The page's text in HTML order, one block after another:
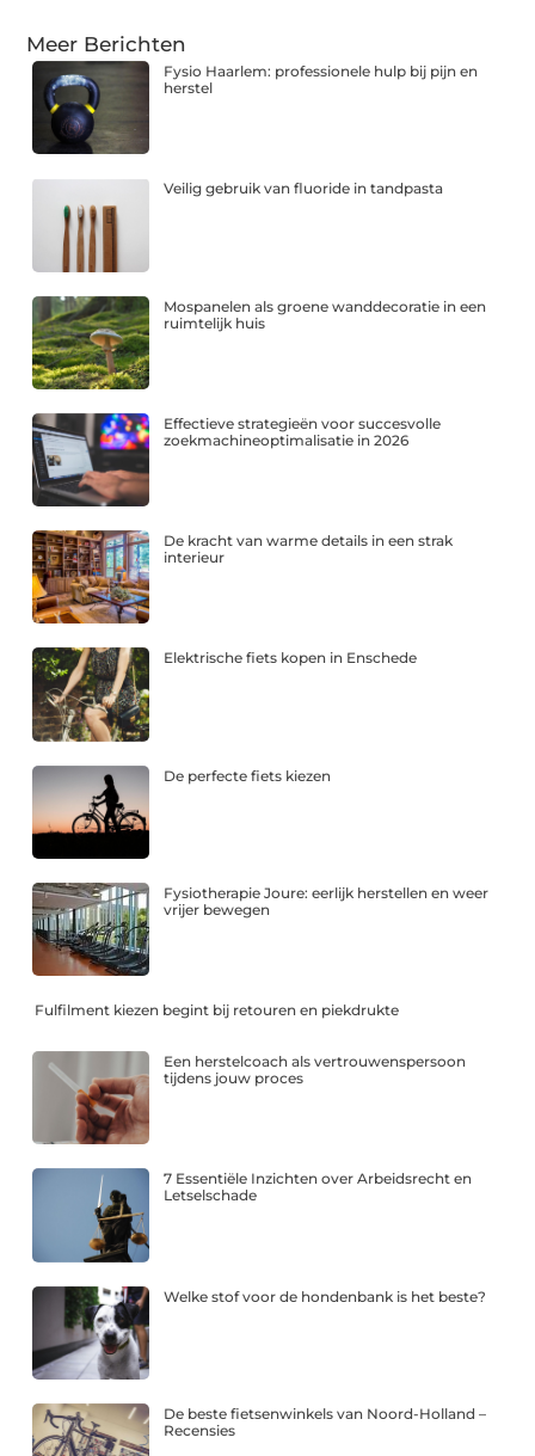
Meer Berichten
Fysio Haarlem: professionele hulp bij pijn en
herstel
Veilig gebruik van fluoride in tandpasta
Mospanelen als groene wanddecoratie in een
ruimtelijk huis
Effectieve strategieën voor succesvolle
zoekmachineoptimalisatie in 2026
De kracht van warme details in een strak
interieur
Elektrische fiets kopen in Enschede
De perfecte fiets kiezen
Fysiotherapie Joure: eerlijk herstellen en weer
vrijer bewegen
Fulfilment kiezen begint bij retouren en piekdrukte
Een herstelcoach als vertrouwenspersoon
tijdens jouw proces
7 Essentiële Inzichten over Arbeidsrecht en
Letselschade
Welke stof voor de hondenbank is het beste?
De beste fietsenwinkels van Noord-Holland –
Recensies